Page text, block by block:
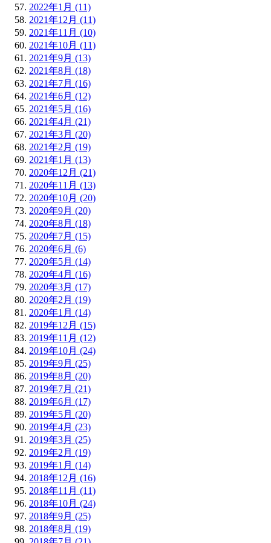
2022年1月 (11)
2021年12月 (11)
2021年11月 (10)
2021年10月 (11)
2021年9月 (13)
2021年8月 (18)
2021年7月 (16)
2021年6月 (12)
2021年5月 (16)
2021年4月 (21)
2021年3月 (20)
2021年2月 (19)
2021年1月 (13)
2020年12月 (21)
2020年11月 (13)
2020年10月 (20)
2020年9月 (20)
2020年8月 (18)
2020年7月 (15)
2020年6月 (6)
2020年5月 (14)
2020年4月 (16)
2020年3月 (17)
2020年2月 (19)
2020年1月 (14)
2019年12月 (15)
2019年11月 (12)
2019年10月 (24)
2019年9月 (25)
2019年8月 (20)
2019年7月 (21)
2019年6月 (17)
2019年5月 (20)
2019年4月 (23)
2019年3月 (25)
2019年2月 (19)
2019年1月 (14)
2018年12月 (16)
2018年11月 (11)
2018年10月 (24)
2018年9月 (25)
2018年8月 (19)